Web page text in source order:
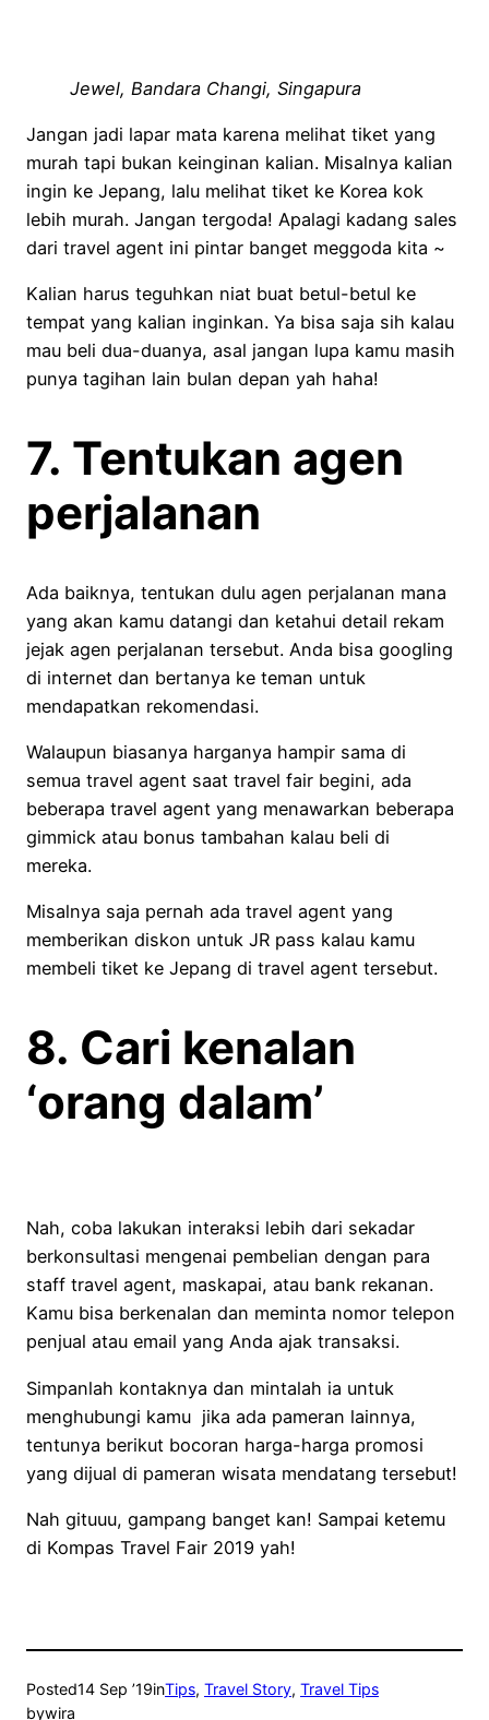
Jewel, Bandara Changi, Singapura
Jangan jadi lapar mata karena melihat tiket yang
murah tapi bukan keinginan kalian. Misalnya kalian
ingin ke Jepang, lalu melihat tiket ke Korea kok
lebih murah. Jangan tergoda! Apalagi kadang sales
dari travel agent ini pintar banget meggoda kita ~
Kalian harus teguhkan niat buat betul-betul ke
tempat yang kalian inginkan. Ya bisa saja sih kalau
mau beli dua-duanya, asal jangan lupa kamu masih
punya tagihan lain bulan depan yah haha!
7. Tentukan agen
perjalanan
Ada baiknya, tentukan dulu agen perjalanan mana
yang akan kamu datangi dan ketahui detail rekam
jejak agen perjalanan tersebut. Anda bisa googling
di internet dan bertanya ke teman untuk
mendapatkan rekomendasi.
Walaupun biasanya harganya hampir sama di
semua travel agent saat travel fair begini, ada
beberapa travel agent yang menawarkan beberapa
gimmick atau bonus tambahan kalau beli di
mereka.
Misalnya saja pernah ada travel agent yang
memberikan diskon untuk JR pass kalau kamu
membeli tiket ke Jepang di travel agent tersebut.
8. Cari kenalan
‘orang dalam’
Nah, coba lakukan interaksi lebih dari sekadar
berkonsultasi mengenai pembelian dengan para
staff travel agent, maskapai, atau bank rekanan.
Kamu bisa berkenalan dan meminta nomor telepon
penjual atau email yang Anda ajak transaksi.
Simpanlah kontaknya dan mintalah ia untuk
menghubungi kamu jika ada pameran lainnya,
tentunya berikut bocoran harga-harga promosi
yang dijual di pameran wisata mendatang tersebut!
Nah gituuu, gampang banget kan! Sampai ketemu
di Kompas Travel Fair 2019 yah!
Posted14 Sep ’19inTips, Travel Story, Travel Tips
bywira